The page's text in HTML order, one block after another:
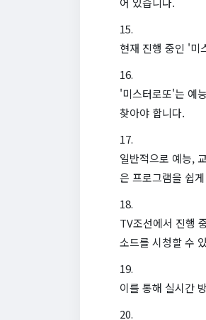
현재 진행 중인 '미
'미스터로또'는 예
찾아야 합니다.
일반적으로 예능,
은 프로그램을 쉽
TV조선에서 진행
소드를 시청할 수
이를 통해 실시간